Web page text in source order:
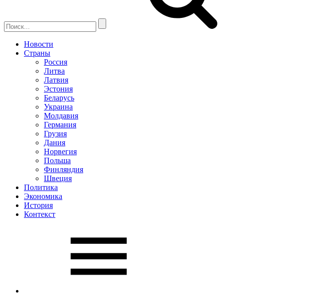
Новости
Страны
Россия
Литва
Латвия
Эстония
Беларусь
Украина
Молдавия
Германия
Грузия
Дания
Норвегия
Польша
Финляндия
Швеция
Политика
Экономика
История
Контекст